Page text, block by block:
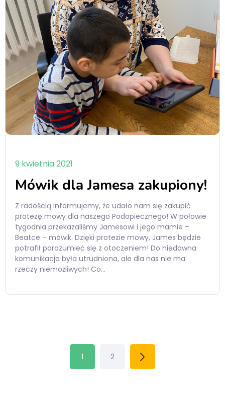
9 kwietnia 2021
Mówik dla Jamesa zakupiony!
Z radością informujemy, że udało nam się zakupić
protezę mowy dla naszego Podopiecznego! W połowie
tygodnia przekazaliśmy Jamesowi i jego mamie –
Beatce – mówik. Dzięki protezie mowy, James będzie
potrafił porozumieć się z otoczeniem! Do niedawna
komunikacja była utrudniona, ale dla nas nie ma
rzeczy niemożliwych! Co…
1 2